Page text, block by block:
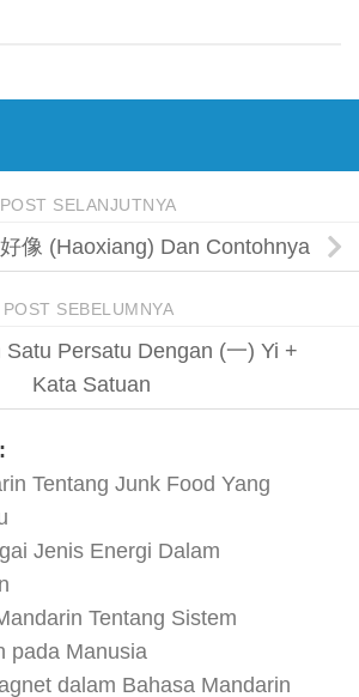
POST SELANJUTNYA
像 (Haoxiang) Dan Contohnya
POST SEBELUMNYA
Satu Persatu Dengan (一) Yi +
Kata Satuan
Tentang Junk Food Yang
Jenis Energi Dalam
Tentang Sistem
pada Manusia
dalam Bahasa Mandarin